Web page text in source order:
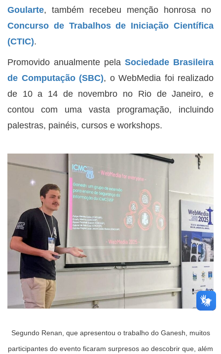
Goularte, também recebeu menção honrosa no
Concurso de Trabalhos de Iniciação Científica
(CTIC).
Promovido anualmente pela Sociedade Brasileira
de Computação (SBC), o WebMedia foi realizado
de 10 a 14 de novembro no Rio de Janeiro, e
contou com uma vasta programação, incluindo
palestras, painéis, cursos e workshops.
Segundo Renan, que apresentou o trabalho do Ganesh, muitos
participantes do evento ficaram surpresos ao descobrir que, além